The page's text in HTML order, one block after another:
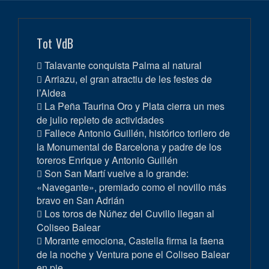
Tot VdB
Talavante conquista Palma al natural
Arriazu, el gran atractiu de les festes de
l’Aldea
La Peña Taurina Oro y Plata cierra un mes
de julio repleto de actividades
Fallece Antonio Guillén, histórico torilero de
la Monumental de Barcelona y padre de los
toreros Enrique y Antonio Guillén
Son San Martí vuelve a lo grande:
«Navegante», premiado como el novillo más
bravo en San Adrián
Los toros de Núñez del Cuvillo llegan al
Coliseo Balear
Morante emociona, Castella firma la faena
de la noche y Ventura pone el Coliseo Balear